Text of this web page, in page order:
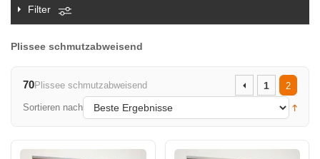
Filter
Plissee schmutzabweisend
70Plissee schmutzabweisend
Sortieren nach
1 2